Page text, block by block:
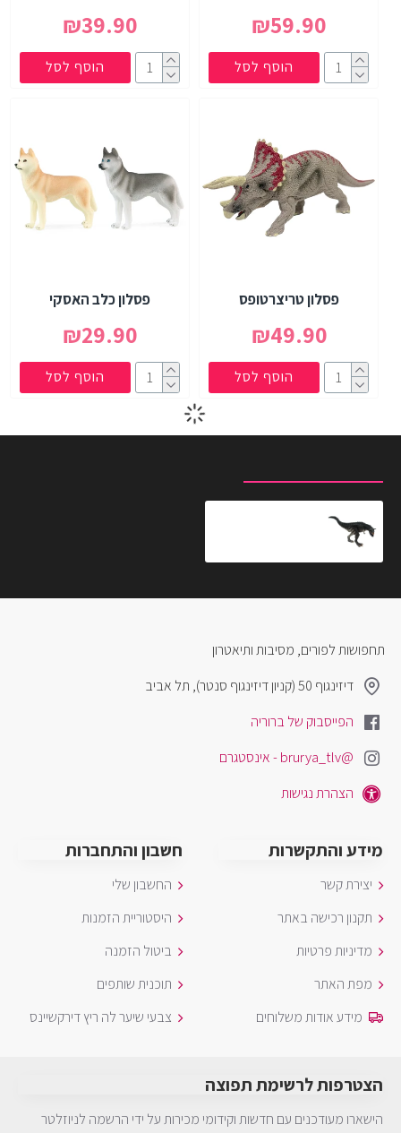
₪59.90
הוסף לסל
₪39.90
הוסף לסל
פסלון טריצרטופס
₪49.90
הוסף לסל
פסלון כלב האסקי
₪29.90
הוסף לסל
תחפושות לפורים, מסיבות ותיאטרון
דיזינגוף 50 (קניון דיזינגוף סנטר), תל אביב
הפייסבוק של ברוריה
@brurya_tlv - אינסטגרם
הצהרת נגישות
מידע והתקשרות
יצירת קשר
תקנון רכישה באתר
מדיניות פרטיות
מפת האתר
מידע אודות משלוחים
חשבון והתחברות
החשבון שלי
היסטוריית הזמנות
ביטול הזמנה
תוכנית שותפים
צבעי שיער לה ריץ דירקשיינס
הצטרפות לרשימת תפוצה
הישארו מעודכנים עם חדשות וקידומי מכירות על ידי הרשמה לניוזלטר